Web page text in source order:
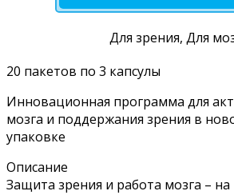
Для зрения, Для
20 пакетов по 3 капсулы
Инновационная программа для
мозга и поддержания зрения в
упаковке
Описание
Защита зрения и работа мозга –